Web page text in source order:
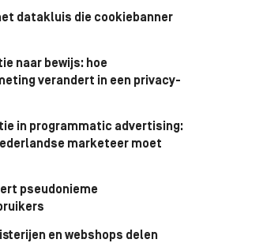
datakluis die cookiebanner
naar bewijs: hoe
verandert in een privacy-
in programmatic advertising:
marketeer moet
pseudonieme
en webshops delen